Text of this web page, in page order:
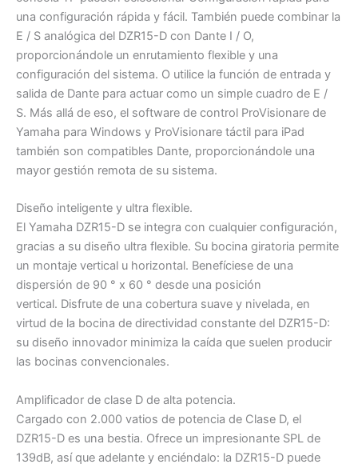
una configuración rápida y fácil. También puede combinar la
E / S analógica del DZR15-D con Dante I / O,
proporcionándole un enrutamiento flexible y una
configuración del sistema. O utilice la función de entrada y
salida de Dante para actuar como un simple cuadro de E /
S. Más allá de eso, el software de control ProVisionare de
Yamaha para Windows y ProVisionare táctil para iPad
también son compatibles Dante, proporcionándole una
mayor gestión remota de su sistema.
Diseño inteligente y ultra flexible.
El Yamaha DZR15-D se integra con cualquier configuración,
gracias a su diseño ultra flexible. Su bocina giratoria permite
un montaje vertical u horizontal. Benefíciese de una
dispersión de 90 ° x 60 ° desde una posición
vertical. Disfrute de una cobertura suave y nivelada, en
virtud de la bocina de directividad constante del DZR15-D:
su diseño innovador minimiza la caída que suelen producir
las bocinas convencionales.
Amplificador de clase D de alta potencia.
Cargado con 2.000 vatios de potencia de Clase D, el
DZR15-D es una bestia. Ofrece un impresionante SPL de
139dB, así que adelante y enciéndalo: la DZR15-D puede